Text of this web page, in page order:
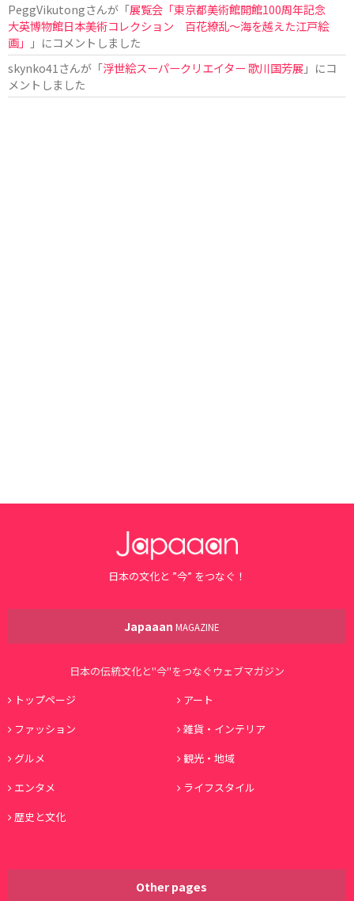
PeggVikutongさんが「展覧会「東京都美術館開館100周年記念
大英博物館日本美術コレクション 百花繚乱〜海を越えた江戸絵
画」
」にコメントしました
skynko41さんが「浮世絵スーパークリエイター 歌川国芳展 」にコ
メントしました
日本の文化と ”今” をつなぐ！
Japaaan MAGAZINE
日本の伝統文化と"今"をつなぐウェブマガジン
トップページ
アート
ファッション
雑貨・インテリア
グルメ
観光・地域
エンタメ
ライフスタイル
歴史と文化
Other pages